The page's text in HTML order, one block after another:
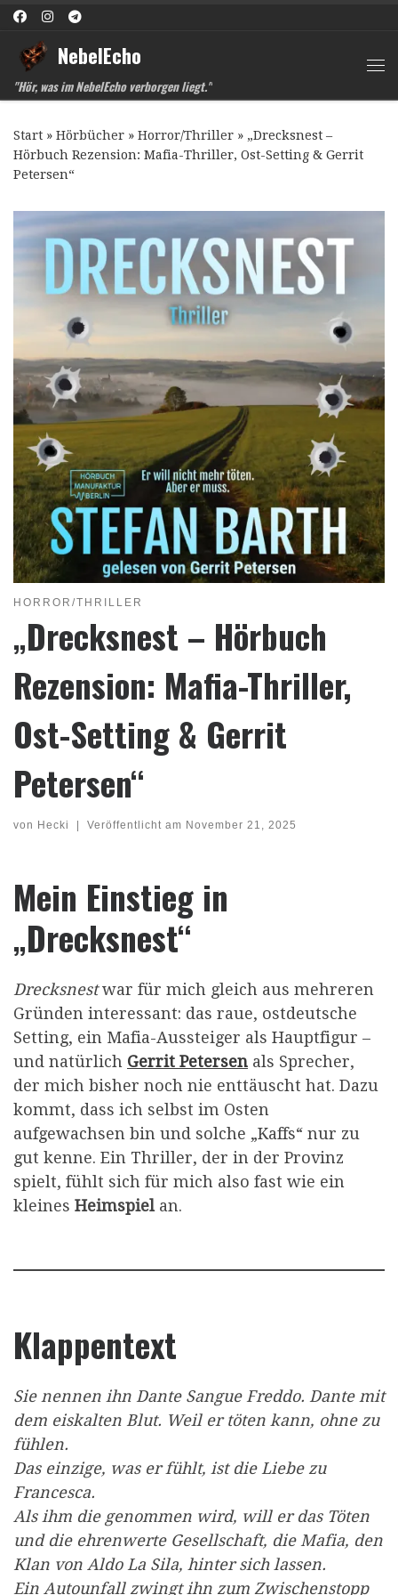
Zum Inhalt springen
NebelEcho
"Hör, was im NebelEcho verborgen liegt."
Start » Hörbücher » Horror/Thriller » „Drecksnest –
Hörbuch Rezension: Mafia-Thriller, Ost-Setting & Gerrit
Petersen“
HORROR/THRILLER
„Drecksnest – Hörbuch
Rezension: Mafia-Thriller,
Ost-Setting & Gerrit
Petersen“
von Hecki Veröffentlicht am November 21, 2025
Mein Einstieg in
„Drecksnest“
Drecksnestwar für mich gleich aus mehreren
Gründen interessant: das raue, ostdeutsche
Setting, ein Mafia-Aussteiger als Hauptfigur –
und natürlich Gerrit Petersen als Sprecher,
der mich bisher noch nie enttäuscht hat. Dazu
kommt, dass ich selbst im Osten
aufgewachsen bin und solche „Kaffs“ nur zu
gut kenne. Ein Thriller, der in der Provinz
spielt, fühlt sich für mich also fast wie ein
kleines Heimspielan.
Klappentext
Sie nennen ihn Dante Sangue Freddo. Dante mit
dem eiskalten Blut. Weil er töten kann, ohne zu
fühlen.
Das einzige, was er fühlt, ist die Liebe zu
Francesca.
Als ihm die genommen wird, will er das Töten
und die ehrenwerte Gesellschaft, die Mafia, den
Klan von Aldo La Sila, hinter sich lassen.
Ein Autounfall zwingt ihn zum Zwischenstopp